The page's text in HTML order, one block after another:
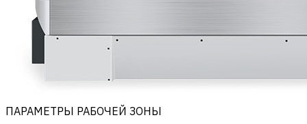
ПАРАМЕТРЫ РАБОЧЕЙ ЗОНЫ